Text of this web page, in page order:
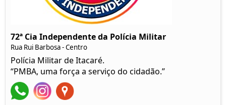
72ª Cia Independente da Polícia Militar
Rua Rui Barbosa - Centro
Polícia Militar de Itacaré.
“PMBA, uma força a serviço do cidadão.”